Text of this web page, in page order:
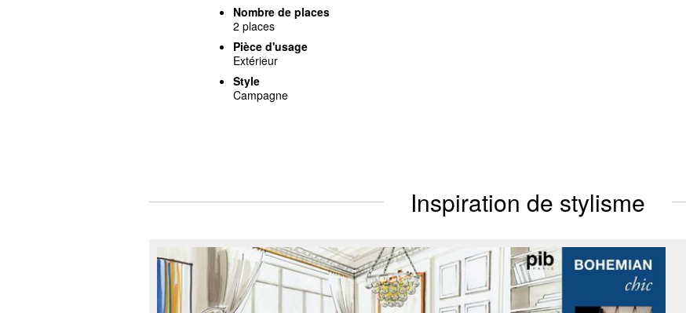
Nombre de places
2 places
Pièce d'usage
Extérieur
Style
Campagne
Inspiration de stylisme